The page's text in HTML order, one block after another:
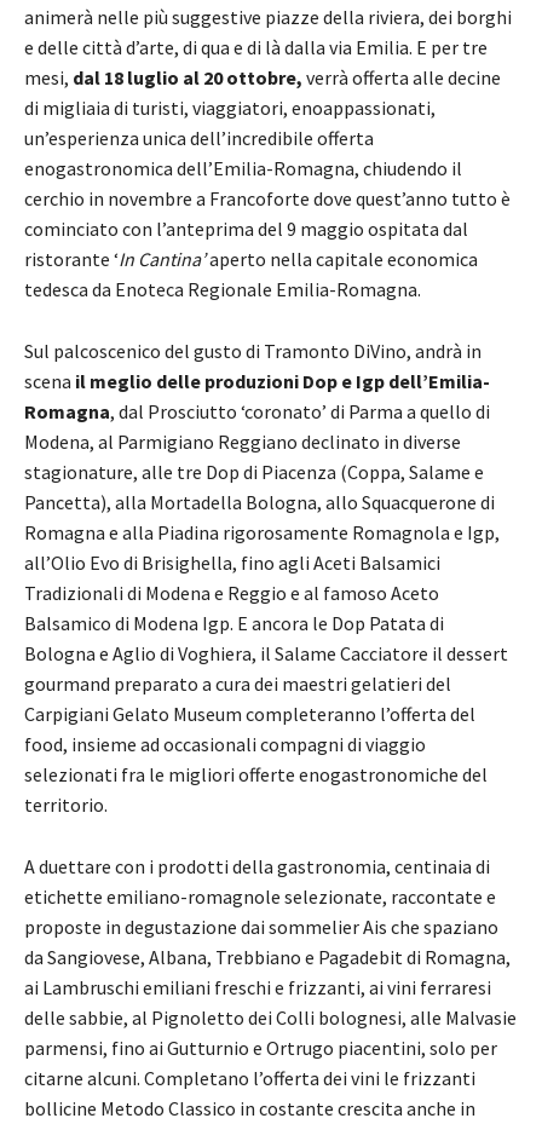
animerà nelle più suggestive piazze della riviera, dei borghi
e delle città d’arte, di qua e di là dalla via Emilia. E per tre
mesi, dal 18 luglio al 20 ottobre, verrà offerta alle decine
di migliaia di turisti, viaggiatori, enoappassionati,
un’esperienza unica dell’incredibile offerta
enogastronomica dell’Emilia-Romagna, chiudendo il
cerchio in novembre a Francoforte dove quest’anno tutto è
cominciato con l’anteprima del 9 maggio ospitata dal
ristorante ‘In Cantina’aperto nella capitale economica
tedesca da Enoteca Regionale Emilia-Romagna.
Sul palcoscenico del gusto di Tramonto DiVino, andrà in
scena il meglio delle produzioni Dop e Igp dell’Emilia-
Romagna, dal Prosciutto ‘coronato’ di Parma a quello di
Modena, al Parmigiano Reggiano declinato in diverse
stagionature, alle tre Dop di Piacenza (Coppa, Salame e
Pancetta), alla Mortadella Bologna, allo Squacquerone di
Romagna e alla Piadina rigorosamente Romagnola e Igp,
all’Olio Evo di Brisighella, fino agli Aceti Balsamici
Tradizionali di Modena e Reggio e al famoso Aceto
Balsamico di Modena Igp. E ancora le Dop Patata di
Bologna e Aglio di Voghiera, il Salame Cacciatore il dessert
gourmand preparato a cura dei maestri gelatieri del
Carpigiani Gelato Museum completeranno l’offerta del
food, insieme ad occasionali compagni di viaggio
selezionati fra le migliori offerte enogastronomiche del
territorio.
A duettare con i prodotti della gastronomia, centinaia di
etichette emiliano-romagnole selezionate, raccontate e
proposte in degustazione dai sommelier Ais che spaziano
da Sangiovese, Albana, Trebbiano e Pagadebit di Romagna,
ai Lambruschi emiliani freschi e frizzanti, ai vini ferraresi
delle sabbie, al Pignoletto dei Colli bolognesi, alle Malvasie
parmensi, fino ai Gutturnio e Ortrugo piacentini, solo per
citarne alcuni. Completano l’offerta dei vini le frizzanti
bollicine Metodo Classico in costante crescita anche in